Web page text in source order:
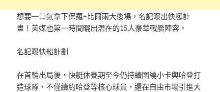
想要一口氣拿下保羅+比爾兩大後場，名記曝出快艇計
畫！美媒也第一時間曬出潛在的15人豪華戰艦陣容。
名記曝快船計劃
在首輪出局後，快艇休賽期至今仍持續圍繞小卡與哈登打
造球隊，不僅續約哈登等核心球員，還在自由市場引進大